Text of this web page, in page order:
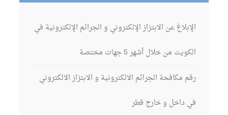
الإبلاغ عن الابتزاز الإلكتروني و الجرائم الإلكترونية في
الكويت من خلال أشهر 5 جهات مختصة
رقم مكافحة الجرائم الالكترونية و الابتزاز الالكتروني
في داخل و خارج قطر